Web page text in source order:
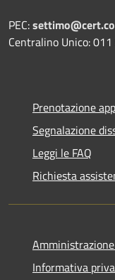
PEC:
Centralino Unico:
Prenotazione
Segnalazione
Leggi le FAQ
Richiesta
Informativa